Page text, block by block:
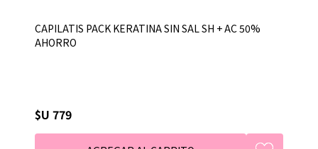
CAPILATIS PACK KERATINA SIN SAL SH + AC 50%
AHORRO
$U 779